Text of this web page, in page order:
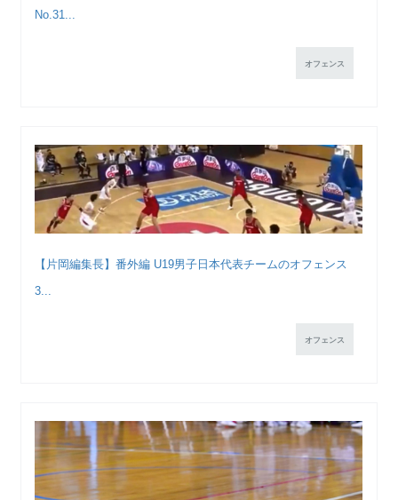
No.31...
オフェンス
【片岡編集長】番外編 U19男子日本代表チームのオフェンス
3...
オフェンス